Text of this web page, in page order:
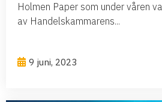
Holmen Paper som under våren
av Handelskammarens...
9 juni, 2023